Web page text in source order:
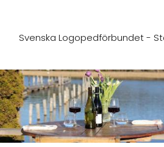
Svenska Logopedförbundet -